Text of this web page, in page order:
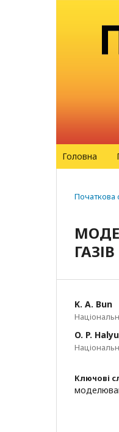
Головна
Початкова
K. A. Bun
O. P.
Ключові